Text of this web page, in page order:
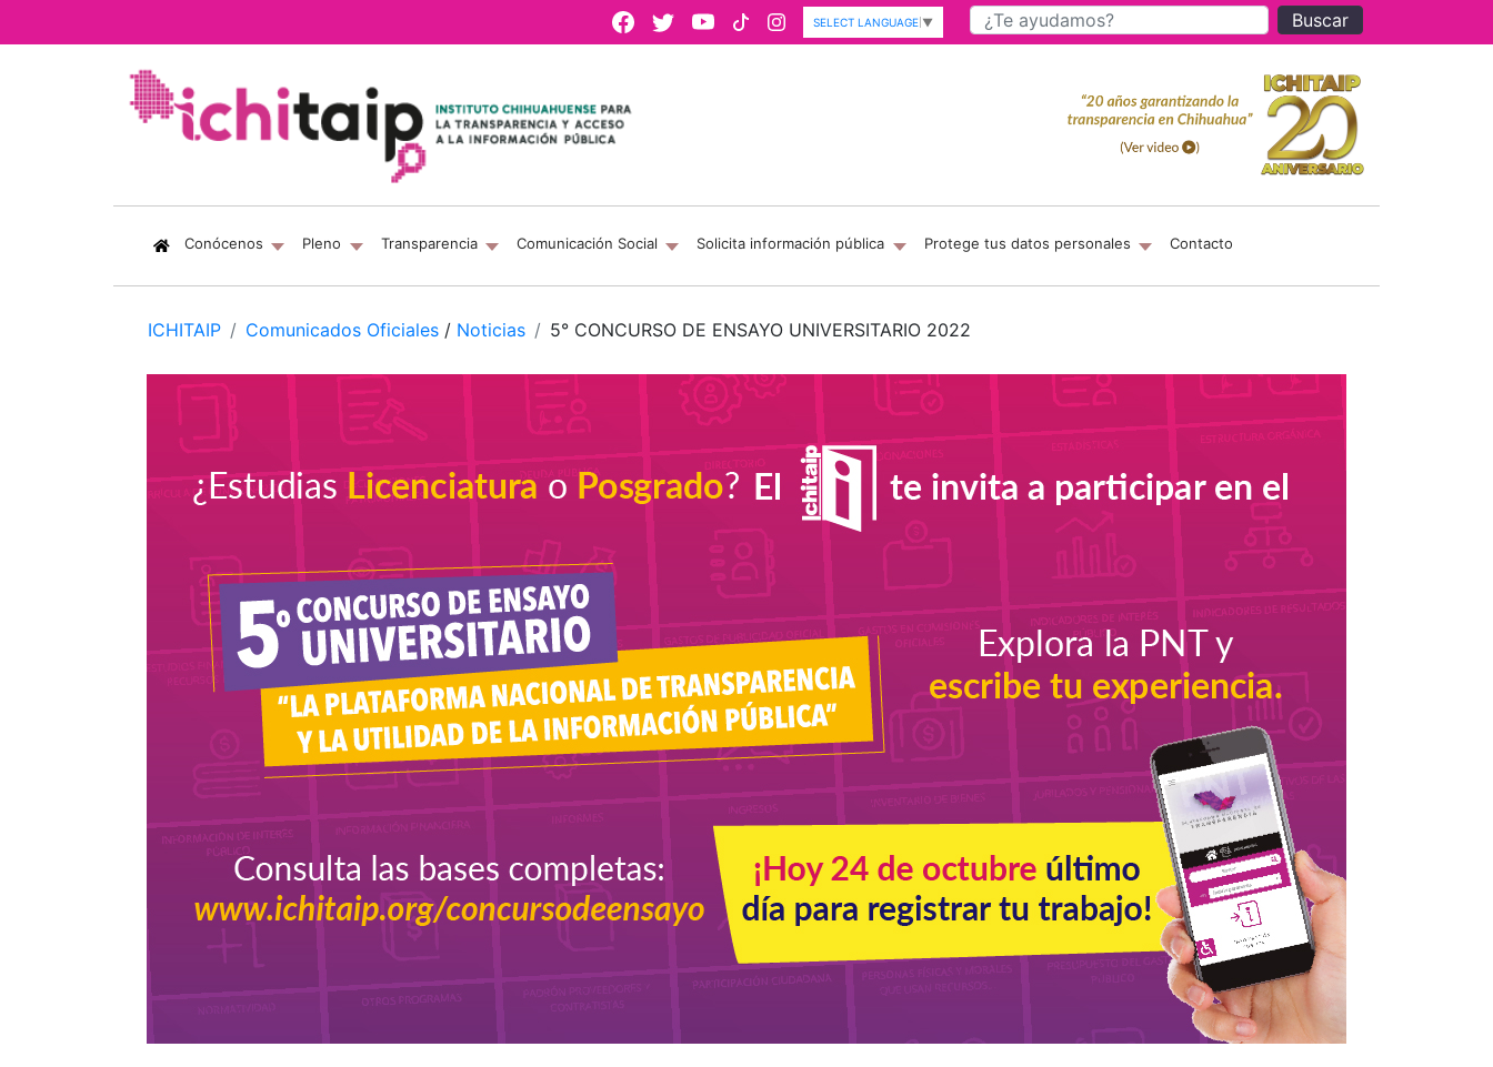
Buscar
SELECT LANGUAGE ▼
Conócenos (current)
Pleno Transparencia Comunicación Social Solicita información pública Protege tus datos personales Contacto
ICHITAIP Comunicados Oficiales / Noticias 5° CONCURSO DE ENSAYO UNIVERSITARIO 2022